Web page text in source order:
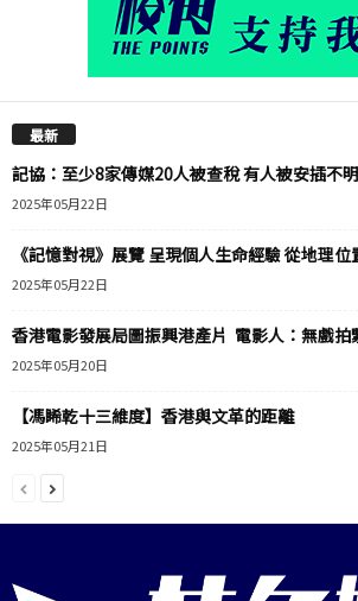
最新
記協：至少8家傳媒20人被查稅 有人被安插不
2025年05月22日
《記憶對視》展覽 呈現個人生命經驗 從地理
2025年05月22日
香港電影發展局圖振興港產片 電影人：無戲拍
2025年05月20日
【馮睎乾十三維度】香港與文革的距離
2025年05月21日